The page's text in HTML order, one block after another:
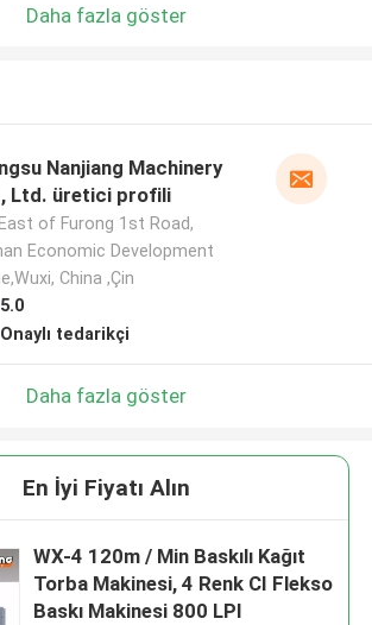
Daha fazla göster
Nanjiang Machinery
Ltd. üretici profili
East of Furong 1st Road,
Economic Development
China ,Çin
5.0
Onaylı tedarikçi
Daha fazla göster
En İyi Fiyatı Alın
WX-4 120m / Min Baskılı Kağıt
Torba Makinesi, 4 Renk CI Flekso
Baskı Makinesi 800 LPI